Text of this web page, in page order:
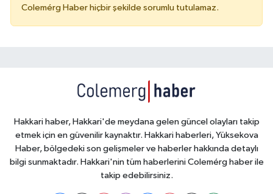
Colemérg Haber hiçbir şekilde sorumlu tutulamaz.
Hakkari haber, Hakkari'de meydana gelen güncel olayları takip
etmek için en güvenilir kaynaktır. Hakkari haberleri, Yüksekova
Haber, bölgedeki son gelişmeler ve haberler hakkında detaylı
bilgi sunmaktadır. Hakkari'nin tüm haberlerini Colemérg haber ile
takip edebilirsiniz.